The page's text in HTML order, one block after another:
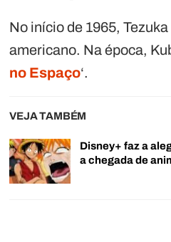
No início de 1965,
americano. Na época,
no Espaço‘.
VEJA TAMBÉM
Disney+ faz a
a chegada de